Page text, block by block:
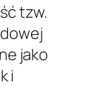
tzw.
jako
i